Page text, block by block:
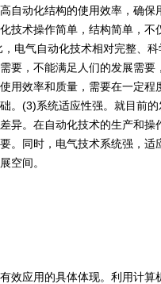
自动化结构的使用效率，确
技术操作简单，结构简单，
电气自动化技术相对完整、
要，不能满足人们的发展需
用效率和质量，需要在一定
。(3)系统适应性强。就目前
异。在自动化技术的生产和
。同时，电气技术系统强，
空间。
效应用的具体体现。利用计